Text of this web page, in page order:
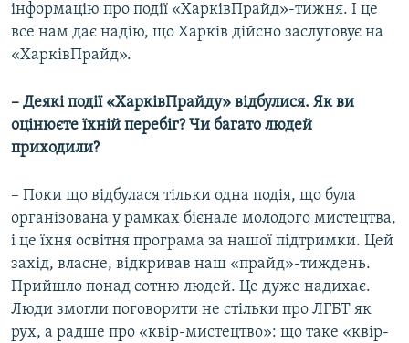
інформацію про події «ХарківПрайд»-тижня. І це
все нам дає надію, що Харків дійсно заслуговує на
«ХарківПрайд».
– Деякі події «ХарківПрайду» відбулися. Як ви
оцінюєте їхній перебіг? Чи багато людей
приходили?
– Поки що відбулася тільки одна подія, що була
організована у рамках бієнале молодого мистецтва,
і це їхня освітня програма за нашої підтримки. Цей
захід, власне, відкривав наш «прайд»-тиждень.
Прийшло понад сотню людей. Це дуже надихає.
Люди змогли поговорити не стільки про ЛГБТ як
рух, а радше про «квір-мистецтво»: що таке «квір-